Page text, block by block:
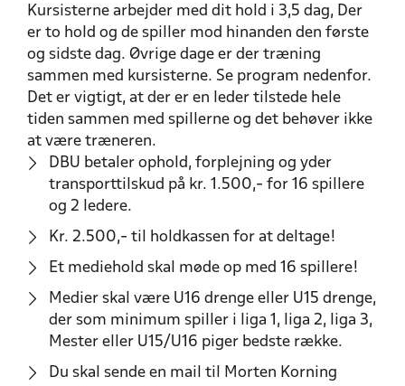
Kursisterne arbejder med dit hold i 3,5 dag, Der
er to hold og de spiller mod hinanden den første
og sidste dag. Øvrige dage er der træning
sammen med kursisterne. Se program nedenfor.
Det er vigtigt, at der er en leder tilstede hele
tiden sammen med spillerne og det behøver ikke
at være træneren.
DBU betaler ophold, forplejning og yder
transporttilskud på kr. 1.500,- for 16 spillere
og 2 ledere.
Kr. 2.500,- til holdkassen for at deltage!
Et mediehold skal møde op med 16 spillere!
Medier skal være U16 drenge eller U15 drenge,
der som minimum spiller i liga 1, liga 2, liga 3,
Mester eller U15/U16 piger bedste række.
Du skal sende en mail til Morten Korning